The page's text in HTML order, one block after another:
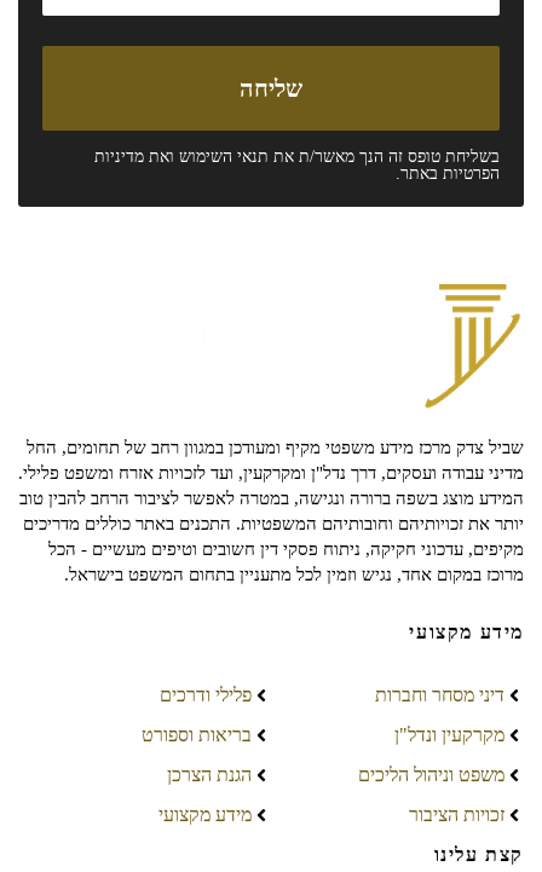
בשליחת טופס זה הנך מאשר/ת את תנאי השימוש ואת מדיניות
הפרטיות באתר.
שביל צדק מרכז מידע משפטי מקיף ומעודכן במגוון רחב של תחומים, החל
מדיני עבודה ועסקים, דרך נדל"ן ומקרקעין, ועד לזכויות אזרח ומשפט פלילי.
המידע מוצג בשפה ברורה ונגישה, במטרה לאפשר לציבור הרחב להבין טוב
יותר את זכויותיהם וחובותיהם המשפטיות. התכנים באתר כוללים מדריכים
מקיפים, עדכוני חקיקה, ניתוח פסקי דין חשובים וטיפים מעשיים - הכל
מרוכז במקום אחד, נגיש וזמין לכל מתעניין בתחום המשפט בישראל.
מידע מקצועי
דיני מסחר וחברות
מקרקעין ונדל"ן
משפט וניהול הליכים
זכויות הציבור
פלילי ודרכים
בריאות וספורט
הגנת הצרכן
מידע מקצועי
קצת עלינו